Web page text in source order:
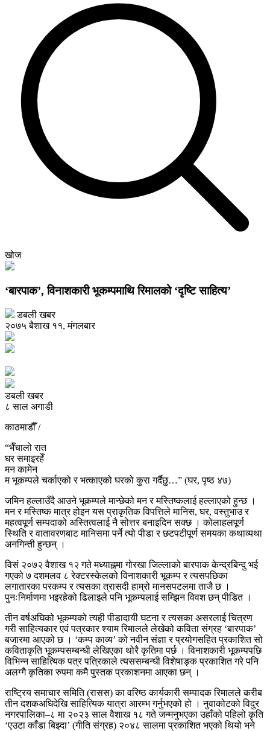
खोज
‘बारपाक’, विनाशकारी भूकम्पमाथि रिमालको ‘दृष्टि साहित्य’
डबली खबर
२०७५ बैशाख ११, मंगलबार
डबली खबर
८ साल अगाडी
काठमाडौँ /
“भैँचालो रात
घर समाइरहेँ
मन कामेन
म भूकम्पले चर्काएको र भत्काएको घरको कुरा गर्दैछु…” (घर, पृष्ठ ४७)
जमिन हल्लाउँदै आउने भूकम्पले मान्छेको मन र मस्तिष्कलाई हल्लाएको हुन्छ ।
मन र मस्तिष्क मात्र होइन यस प्राकृतिक विपत्तिले मानिस, घर, वस्तुभाउ र
महत्वपूर्ण सम्पदाको अस्तित्वलाई नै सोत्तर बनाइदिन सक्छ । कोलाहलपूर्ण
स्थिति र वातावरणबाट मानिसमा पर्ने त्यो पीडा र छटपटीपूर्ण समयका कथाव्यथा
अनगिन्ती हुन्छन् ।
विसं २०७२ वैशाख १२ गते मध्याह्नमा गोरखा जिल्लाको बारपाक केन्द्रबिन्दु भई
गएको ७ दशमलव ८ रेक्टरस्केलको विनाशकारी भूकम्प र त्यसपछिका
लगातारका परकम्प र त्यसका त्रासदी हाम्रो मानसपटलमा ताजै छ ।
पुनःनिर्माणमा भइरहेको ढिलाइले पनि भूकम्पलाई सम्झिन विवश छन् पीडित ।
तीन वर्षअघिको भूकम्पको त्यही पीडादायी घटना र त्यसका असरलाई चित्रण
गरी साहित्यकार एवं पत्रकार श्याम रिमालले लेखेको कविता संग्रह ‘बारपाक’
बजारमा आएको छ । ‘कम्प काव्य’ को नवीन संज्ञा र प्रयोगसहित प्रकाशित सो
कविताकृति भूकम्पसम्बन्धी लेखिएका थोरै कृतिमा पर्छ । विनाशकारी भूकम्पपछि
विभिन्न साहित्यिक पत्र पत्रिकाले त्यससम्बन्धी विशेषाङ्क प्रकाशित गरे पनि
अलग्गै कृतिका रुपमा कमै पुस्तक प्रकाशनमा आएका छन् ।
राष्ट्रिय समाचार समिति (रासस) का वरिष्ठ कार्यकारी सम्पादक रिमालले करीब
तीन दशकअघिदेखि साहित्यिक यात्रा आरम्भ गर्नुभएको हो । नुवाकोटको विदुर
नगरपालिका–८ मा २०२३ साल वैशाख १८ गते जन्मनुभएका उहाँको पहिलो कृति
‘एउटा काँडा बिझ्दा’ (गीति संग्रह) २०४८ सालमा प्रकाशित भएको थियो भने